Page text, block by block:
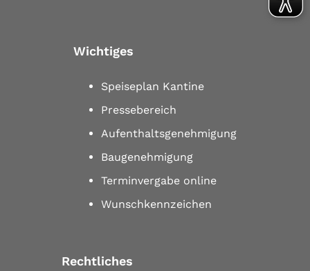
Wichtiges
Speiseplan Kantine
Pressebereich
Aufenthaltsgenehmigung
Baugenehmigung
Terminvergabe online
Wunschkennzeichen
Rechtliches